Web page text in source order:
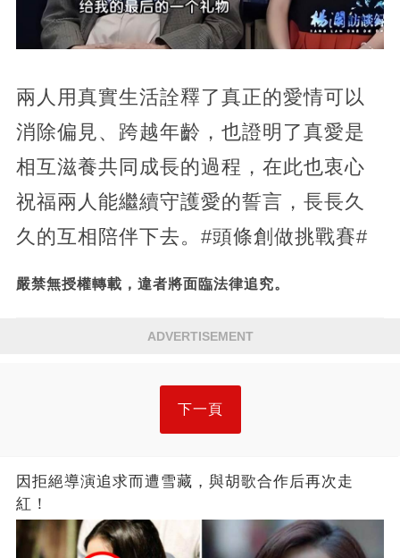
兩人用真實生活詮釋了真正的愛情可以
消除偏見、跨越年齡，也證明了真愛是
相互滋養共同成長的過程，在此也衷心
祝福兩人能繼續守護愛的誓言，長長久
久的互相陪伴下去。#頭條創做挑戰賽#
嚴禁無授權轉載，違者將面臨法律追究。
ADVERTISEMENT
下一頁
因拒絕導演追求而遭雪藏，與胡歌合作后再次走
紅！